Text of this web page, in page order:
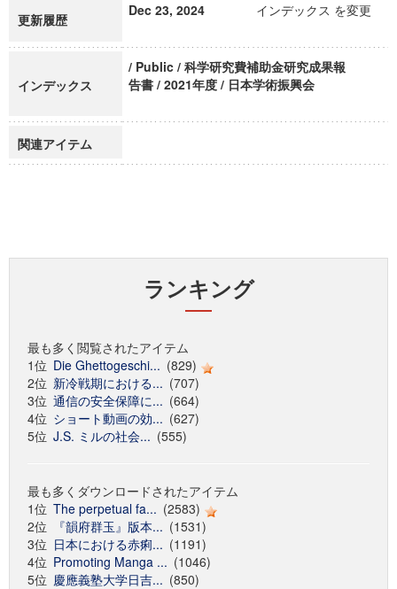
更新履歴
Dec 23, 2024 インデックス を変更
インデックス
/ Public / 科学研究費補助金研究成果報
告書 / 2021年度 / 日本学術振興会
関連アイテム
ランキング
最も多く閲覧されたアイテム
1位 Die Ghettogeschi... (829)
2位 新冷戦期における... (707)
3位 通信の安全保障に... (664)
4位 ショート動画の効... (627)
5位 J.S. ミルの社会... (555)
最も多くダウンロードされたアイテム
1位 The perpetual fa... (2583)
2位
『韻府群玉』版本... (1531)
3位 日本における赤痢... (1191)
4位 Promoting Manga ... (1046)
5位 慶應義塾大学日吉... (850)